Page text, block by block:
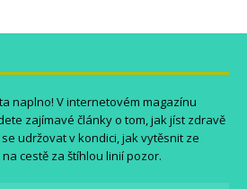
naplno! V internetovém magazínu
zajímavé články o tom, jak jíst zdravě
udržovat v kondici, jak vytěsnit ze
cestě za štíhlou linií pozor.